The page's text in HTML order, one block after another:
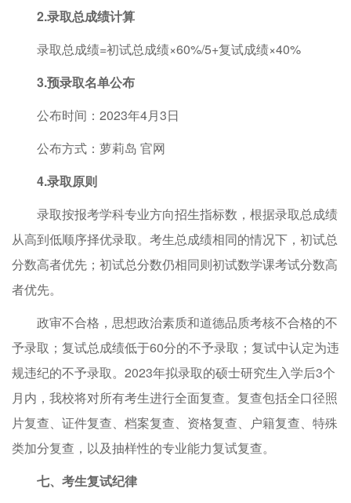
2.录取总成绩计算
录取总成绩=初试总成绩×60%/5+复试成绩×40%
3.预录取名单公布
公布时间：2023年4月3日
公布方式：萝莉岛 官网
4.录取原则
录取按报考学科专业方向招生指标数，根据录取总成绩
从高到低顺序择优录取。考生总成绩相同的情况下，初试总
分数高者优先；初试总分数仍相同则初试数学课考试分数高
者优先。
政审不合格，思想政治素质和道德品质考核不合格的不
予录取；复试总成绩低于60分的不予录取；复试中认定为违
规违纪的不予录取。2023年拟录取的硕士研究生入学后3个
月内，我校将对所有考生进行全面复查。复查包括全口径照
片复查、证件复查、档案复查、资格复查、户籍复查、特殊
类加分复查，以及抽样性的专业能力复试复查。
七、考生复试纪律